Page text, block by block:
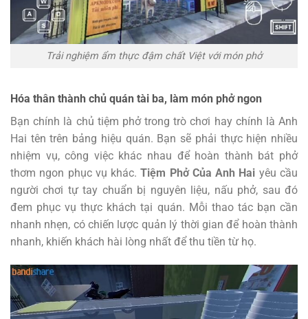
Trải nghiệm ẩm thực đậm chất Việt với món phở
Hóa thân thành chủ quán tài ba, làm món phở ngon
Bạn chính là chủ tiệm phở trong trò chơi hay chính là Anh
Hai tên trên bảng hiệu quán. Bạn sẽ phải thực hiện nhiều
nhiệm vụ, công việc khác nhau để hoàn thành bát phở
thơm ngon phục vụ khác.Tiệm Phở Của Anh Hai yêu cầu
người chơi tự tay chuẩn bị nguyên liệu, nấu phở, sau đó
đem phục vụ thực khách tại quán. Mỗi thao tác bạn cần
nhanh nhẹn, có chiến lược quản lý thời gian để hoàn thành
nhanh, khiến khách hài lòng nhất để thu tiền từ họ.